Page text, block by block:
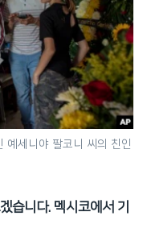
예세니야 팔코니 씨의 친인
습니다. 멕시코에서 기